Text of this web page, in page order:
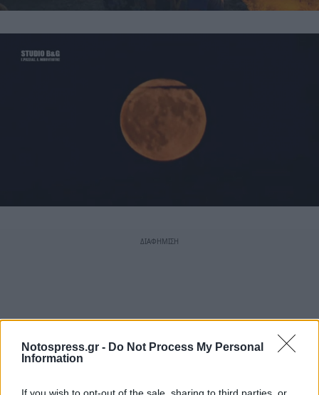
Notospress.gr - Do Not Process My Personal
Information